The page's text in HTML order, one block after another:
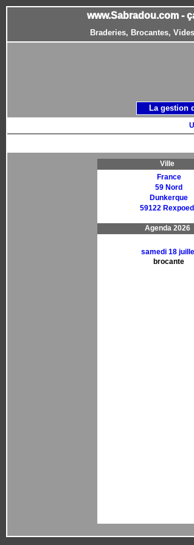
www.Sabradou.com -
Braderies, Brocantes,
Ville
France
59 Nord
Dunkerque
59122
Agenda 2026
samedi 18
brocante
La gestion